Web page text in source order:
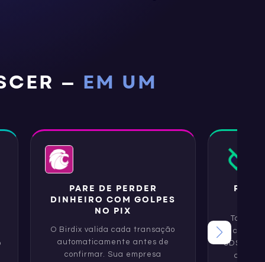
— EM UM
PARE DE PERDER
DINHEIRO COM GOLPES
NO PIX
O Birdix valida cada transação
automaticamente antes de
confirmar. Sua empresa
Toda a
CDSFive.